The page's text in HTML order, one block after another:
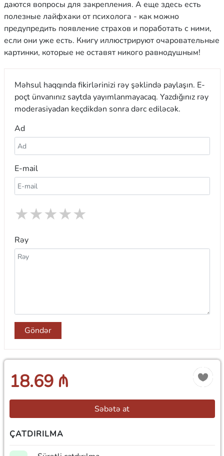
даются вопросы для закрепления. А еще здесь есть
полезные лайфхаки от психолога - как можно
предупредить появление страхов и поработать с ними,
если они уже есть. Книгу иллюстрируют очаровательные
картинки, которые не оставят никого равнодушным!
Məhsul haqqında fikirlərinizi rəy şəklində paylaşın. E-
poçt ünvanınız saytda yayımlanmayacaq. Yazdığınız rəy
moderasiyadan keçdikdən sonra dərc ediləcək.
Ad
E-mail
★
★
★
★
★
Rəy
Göndər
18.69 ₼
Səbətə at
ÇATDIRILMA